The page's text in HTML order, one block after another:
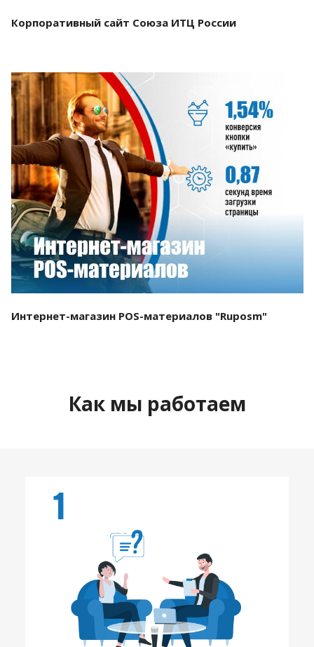
Корпоративный сайт Союза ИТЦ России
Смотреть проект
Интернет-магазин POS-материалов "Ruposm"
Как мы работаем
1